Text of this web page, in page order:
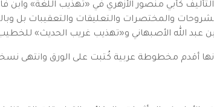
كأبي منصور الأزهري في «تهذيب اللغة»
والمختصرات والتعليقات والتعقيبات بل
عبد الله الأصبهاني و«تهذيب غريب الحديث» للخطيب